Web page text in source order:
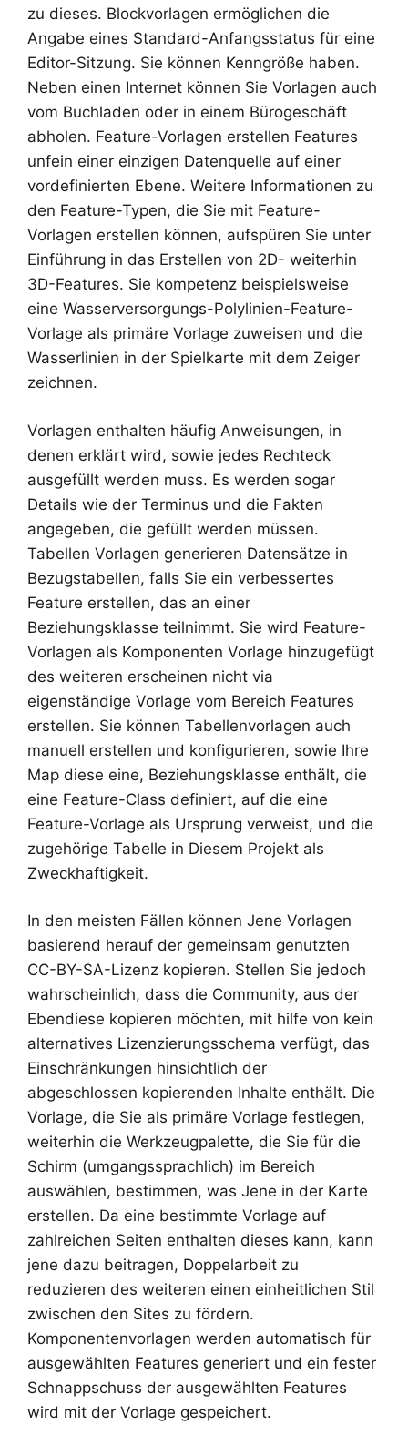
zu dieses. Blockvorlagen ermöglichen die
Angabe eines Standard-Anfangsstatus für eine
Editor-Sitzung. Sie können Kenngröße haben.
Neben einen Internet können Sie Vorlagen auch
vom Buchladen oder in einem Bürogeschäft
abholen. Feature-Vorlagen erstellen Features
unfein einer einzigen Datenquelle auf einer
vordefinierten Ebene. Weitere Informationen zu
den Feature-Typen, die Sie mit Feature-
Vorlagen erstellen können, aufspüren Sie unter
Einführung in das Erstellen von 2D- weiterhin
3D-Features. Sie kompetenz beispielsweise
eine Wasserversorgungs-Polylinien-Feature-
Vorlage als primäre Vorlage zuweisen und die
Wasserlinien in der Spielkarte mit dem Zeiger
zeichnen.
Vorlagen enthalten häufig Anweisungen, in
denen erklärt wird, sowie jedes Rechteck
ausgefüllt werden muss. Es werden sogar
Details wie der Terminus und die Fakten
angegeben, die gefüllt werden müssen.
Tabellen Vorlagen generieren Datensätze in
Bezugstabellen, falls Sie ein verbessertes
Feature erstellen, das an einer
Beziehungsklasse teilnimmt. Sie wird Feature-
Vorlagen als Komponenten Vorlage hinzugefügt
des weiteren erscheinen nicht via
eigenständige Vorlage vom Bereich Features
erstellen. Sie können Tabellenvorlagen auch
manuell erstellen und konfigurieren, sowie Ihre
Map diese eine, Beziehungsklasse enthält, die
eine Feature-Class definiert, auf die eine
Feature-Vorlage als Ursprung verweist, und die
zugehörige Tabelle in Diesem Projekt als
Zweckhaftigkeit.
In den meisten Fällen können Jene Vorlagen
basierend herauf der gemeinsam genutzten
CC-BY-SA-Lizenz kopieren. Stellen Sie jedoch
wahrscheinlich, dass die Community, aus der
Ebendiese kopieren möchten, mit hilfe von kein
alternatives Lizenzierungsschema verfügt, das
Einschränkungen hinsichtlich der
abgeschlossen kopierenden Inhalte enthält. Die
Vorlage, die Sie als primäre Vorlage festlegen,
weiterhin die Werkzeugpalette, die Sie für die
Schirm (umgangssprachlich) im Bereich
auswählen, bestimmen, was Jene in der Karte
erstellen. Da eine bestimmte Vorlage auf
zahlreichen Seiten enthalten dieses kann, kann
jene dazu beitragen, Doppelarbeit zu
reduzieren des weiteren einen einheitlichen Stil
zwischen den Sites zu fördern.
Komponentenvorlagen werden automatisch für
ausgewählten Features generiert und ein fester
Schnappschuss der ausgewählten Features
wird mit der Vorlage gespeichert.